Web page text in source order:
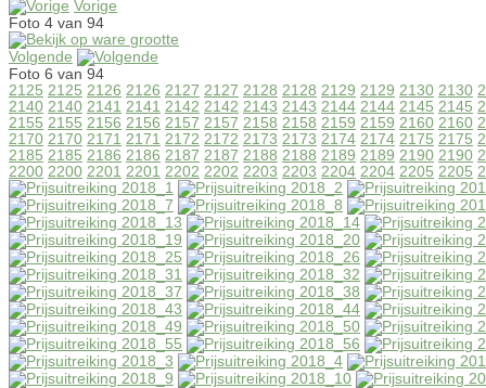
Vorige
Foto 4 van 94
Volgende
Foto 6 van 94
2125 2125 2126 2126 2127 2127 2128 2128 2129 2129 2130 2130
2140 2140 2141 2141 2142 2142 2143 2143 2144 2144 2145 2145
2155 2155 2156 2156 2157 2157 2158 2158 2159 2159 2160 2160
2170 2170 2171 2171 2172 2172 2173 2173 2174 2174 2175 2175
2185 2185 2186 2186 2187 2187 2188 2188 2189 2189 2190 2190
2200 2200 2201 2201 2202 2202 2203 2203 2204 2204 2205 2205